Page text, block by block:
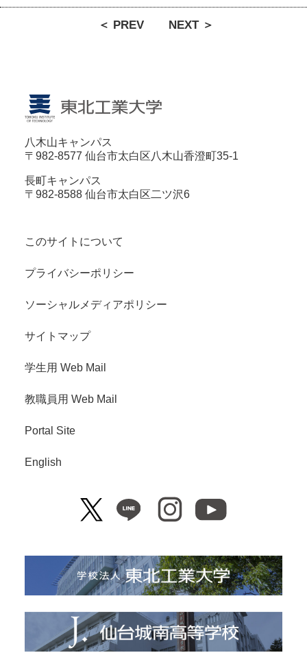
＜ PREV NEXT ＞
八木山キャンパス
〒982-8577 仙台市太白区八木山香澄町35-1
長町キャンパス
〒982-8588 仙台市太白区二ツ沢6
このサイトについて
プライバシーポリシー
ソーシャルメディアポリシー
サイトマップ
学生用 Web Mail
教職員用 Web Mail
Portal Site
English